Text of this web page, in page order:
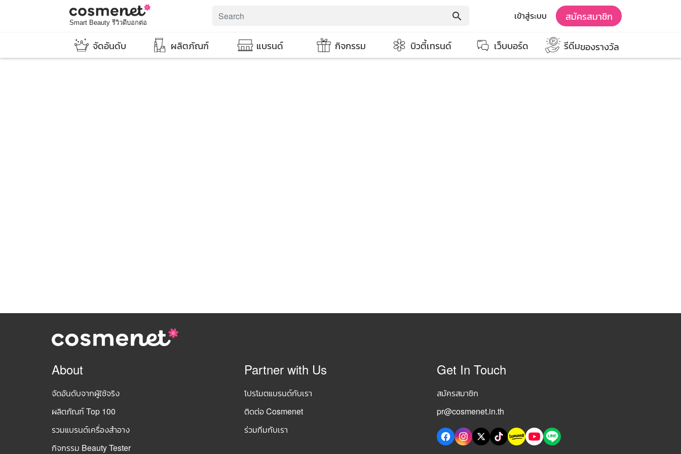
Smart Beauty รีวิวดีบอกต่อ
search เข้าสู่ระบบ สมัครสมาชิก
จัดอันดับ ผลิตภัณฑ์ แบรนด์ กิจกรรม บิวตี้เทรนด์ เว็บบอร์ด รีดีมของรางวัล
About
จัดอันดับจากผู้ใช้จริง
ผลิตภัณฑ์ Top 100
รวมแบรนด์เครื่องสำอาง
กิจกรรม Beauty Tester
Partner with Us
โปรโมตแบรนด์กับเรา
ติดต่อ Cosmenet
ร่วมทีมกับเรา
Get In Touch
สมัครสมาชิก
pr@cosmenet.in.th